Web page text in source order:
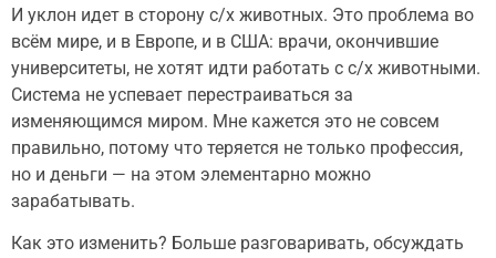
И уклон идет в сторону с/х животных. Это проблема во
всём мире, и в Европе, и в США: врачи, окончившие
университеты, не хотят идти работать с с/х животными.
Система не успевает перестраиваться за
изменяющимся миром. Мне кажется это не совсем
правильно, потому что теряется не только профессия,
но и деньги — на этом элементарно можно
зарабатывать.
Как это изменить? Больше разговаривать, обсуждать